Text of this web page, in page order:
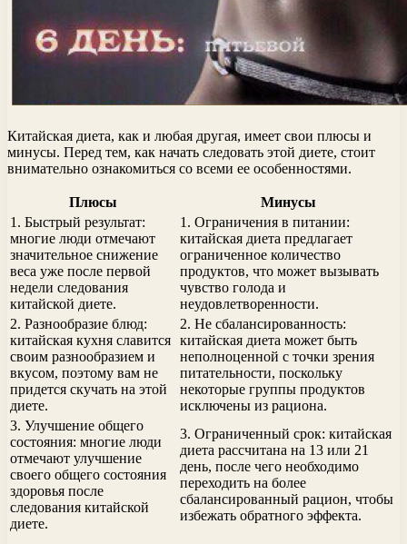
Китайская диета, как и любая другая, имеет свои плюсы и
минусы. Перед тем, как начать следовать этой диете, стоит
внимательно ознакомиться со всеми ее особенностями.
Плюсы
Минусы
1. Быстрый результат:
многие люди отмечают
значительное снижение
веса уже после первой
недели следования
китайской диете.
1. Ограничения в питании:
китайская диета предлагает
ограниченное количество
продуктов, что может вызывать
чувство голода и
неудовлетворенности.
2. Разнообразие блюд:
китайская кухня славится
своим разнообразием и
вкусом, поэтому вам не
придется скучать на этой
диете.
2. Не сбалансированность:
китайская диета может быть
неполноценной с точки зрения
питательности, поскольку
некоторые группы продуктов
исключены из рациона.
3. Улучшение общего
состояния: многие люди
отмечают улучшение
своего общего состояния
здоровья после
следования китайской
диете.
3. Ограниченный срок: китайская
диета рассчитана на 13 или 21
день, после чего необходимо
переходить на более
сбалансированный рацион, чтобы
избежать обратного эффекта.